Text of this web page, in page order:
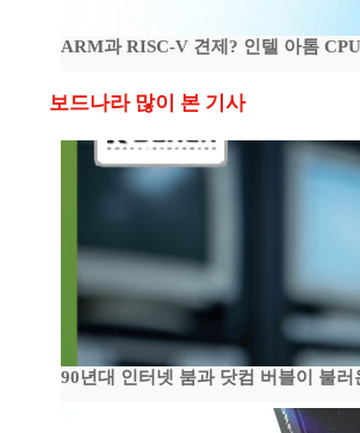
ARM과 RISC-V 견제? 인텔 아톰
보드나라 많이 본 기사
90년대 인터넷 붐과 닷컴 버블이 불